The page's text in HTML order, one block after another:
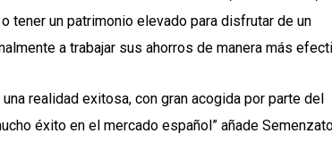
tener un patrimonio elevado para disfrutar de un
a trabajar sus ahorros de manera más
realidad exitosa, con gran acogida por parte del
éxito en el mercado español” añade